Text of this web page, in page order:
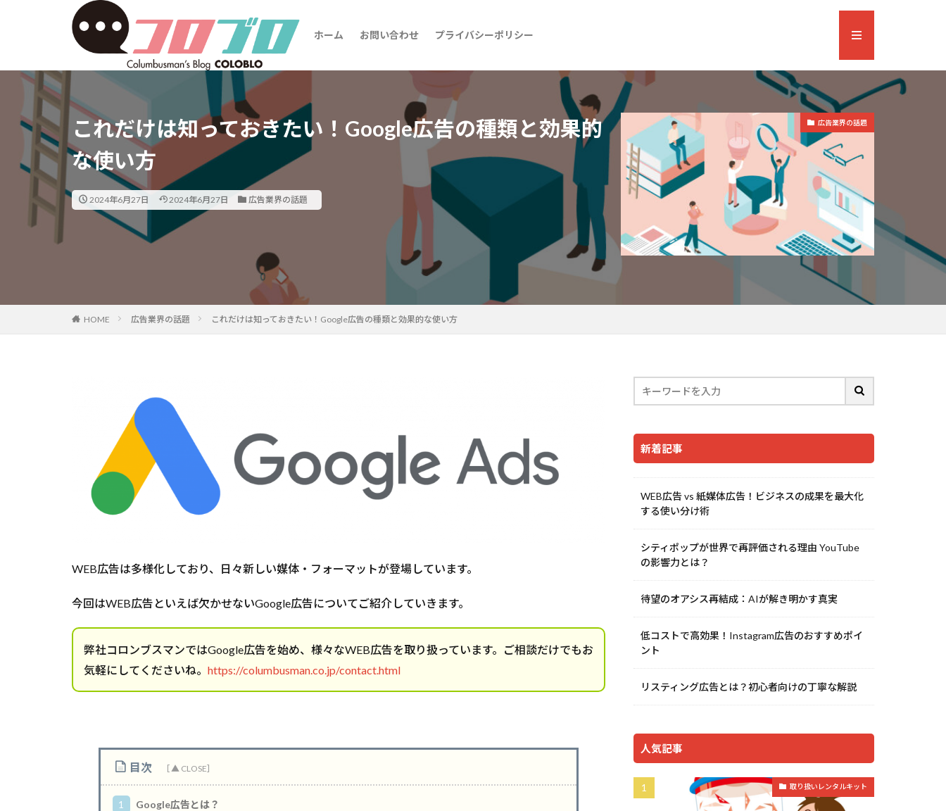
ホーム お問い合わせ プライバシーポリシー
これだけは知っておきたい！Google広告の種類と効果的
な使い方
2024年6月27日 2024年6月27日 広告業界の話題
広告業界の話題
HOME 広告業界の話題 これだけは知っておきたい！Google広告の種類と効果的な使い方
WEB広告は多様化しており、日々新しい媒体・フォーマットが登場しています。
今回はWEB広告といえば欠かせないGoogle広告についてご紹介していきます。
弊社コロンブスマンではGoogle広告を始め、様々なWEB広告を取り扱っています。ご相談だけでもお
気軽にしてくださいね。 https://columbusman.co.jp/contact.html
目次
1
Google広告とは？
新着記事
WEB広告 vs 紙媒体広告！ビジネスの成果を最大化
する使い分け術
シティポップが世界で再評価される理由 YouTube
の影響力とは？
待望のオアシス再結成：AIが解き明かす真実
低コストで高効果！Instagram広告のおすすめポイ
ント
リスティング広告とは？初心者向けの丁寧な解説
人気記事
取り扱いレンタルキット